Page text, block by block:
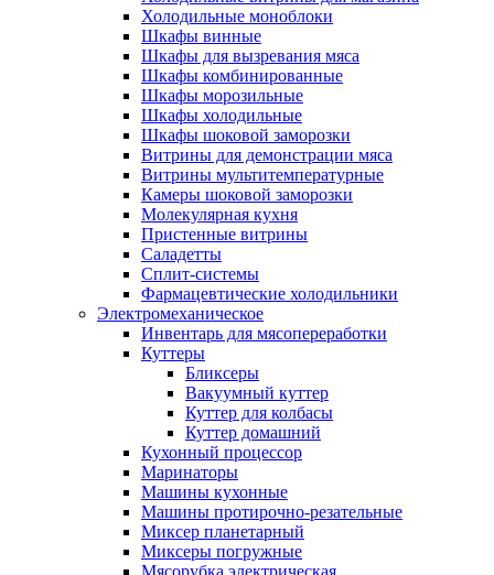
Холодильные моноблоки
Шкафы винные
Шкафы для вызревания мяса
Шкафы комбинированные
Шкафы морозильные
Шкафы холодильные
Шкафы шоковой заморозки
Витрины для демонстрации мяса
Витрины мультитемпературные
Камеры шоковой заморозки
Молекулярная кухня
Пристенные витрины
Саладетты
Сплит-системы
Фармацевтические холодильники
Электромеханическое
Инвентарь для мясопереработки
Куттеры
Бликсеры
Вакуумный куттер
Куттер для колбасы
Куттер домашний
Кухонный процессор
Маринаторы
Машины кухонные
Машины протирочно-резательные
Миксер планетарный
Миксеры погружные
Мясорубка электрическая